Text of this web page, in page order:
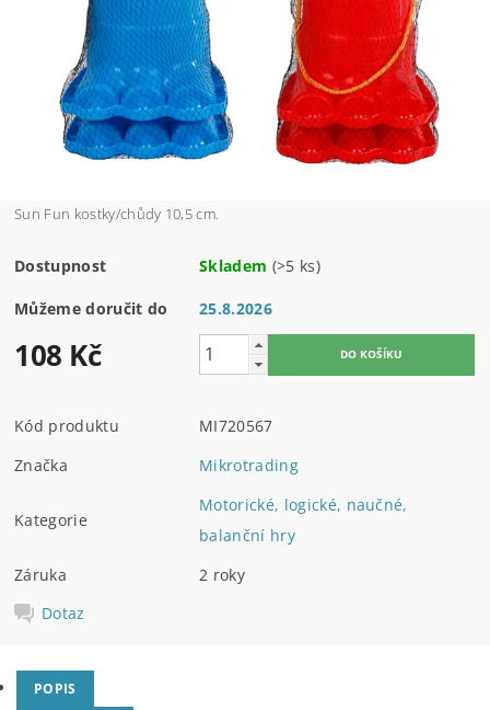
Sun Fun kostky/chůdy 10,5 cm.
Dostupnost Skladem (>5 ks)
Můžeme doručit do 25.8.2026
108 Kč
Kód produktu
MI720567
Značka
Mikrotrading
Kategorie
Motorické, logické, naučné,
balanční hry
Záruka
2 roky
Dotaz
POPIS